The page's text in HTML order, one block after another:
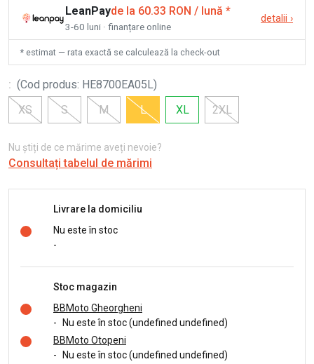
LeanPayde la 60.33 RON / lună *
3-60 luni · finanțare online
detalii ›
* estimat — rata exactă se calculează la check-out
: (Cod produs: HE8700EA05L)
XS
S M L XL 2XL
Nu știți de ce mărime aveți nevoie?
Consultați tabelul de mărimi
Livrare la domiciliu
Nu este în stoc
-
Stoc magazin
BBMoto Gheorgheni
-
Nu este în stoc (undefined undefined)
BBMoto Otopeni
-
Nu este în stoc (undefined undefined)